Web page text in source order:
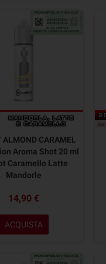
ALMOND CARAMEL
Aroma Shot 20 ml
Caramello Latte
Mandorle
14,90 €
ACQUISTA